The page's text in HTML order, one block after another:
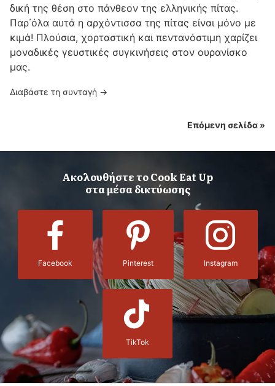
δική της θέση στο πάνθεον της ελληνικής πίτας.
Παρ΄όλα αυτά η αρχόντισσα της πίτας είναι μόνο με
κιμά! Πλούσια, χορταστική και πεντανόστιμη χαρίζει
μοναδικές γευστικές συγκινήσεις στον ουρανίσκο
μας.
Διαβάστε τη συνταγή →
Επόμενη σελίδα »
Ακολουθήστε το Cook Eat Up
στα μέσα δικτύωσης
Facebook Pinterest Instagram
TikTok